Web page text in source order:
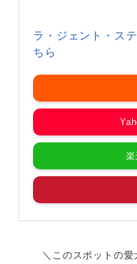
ラ・ジェント・ス
ちら
＼このスポットの